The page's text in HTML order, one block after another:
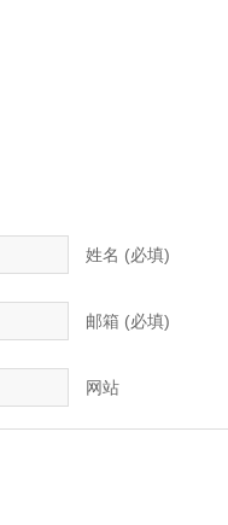
姓名 (必填)
邮箱 (必填)
网站